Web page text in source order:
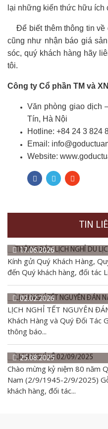
lại những kiến thức hữu ích
Để biết thêm thông tin về
cũng như nhận báo giá
sóc, quý khách hàng hãy
tôi.
Công ty Cổ phần TM và
Văn phòng giao dịch
Tín, Hà Nội
Hotline: +84 24 3 824
Email:
Website:
TIN
17.06.2026
Kính gửi Quý Khách Hàng,
đến Quý khách hàng, đối tác
02.02.2026
LỊCH NGHỈ TẾT NGUYÊN
Khách Hàng và Quý Đối Tác
thông báo...
25.08.2025
Chào mừng kỷ niệm 80 năm
Nam (2/9/1945-2/9/2025)
khách hàng, đối tác...